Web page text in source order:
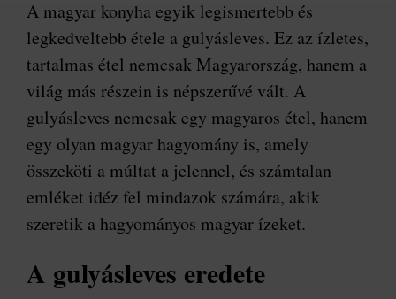
A magyar konyha egyik legismertebb és
legkedveltebb étele a gulyásleves. Ez az ízletes,
tartalmas étel nemcsak Magyarország, hanem a
világ más részein is népszerűvé vált. A
gulyásleves nemcsak egy magyaros étel, hanem
egy olyan magyar hagyomány is, amely
összeköti a múltat a jelennel, és számtalan
emléket idéz fel mindazok számára, akik
szeretik a hagyományos magyar ízeket.
A gulyásleves eredete